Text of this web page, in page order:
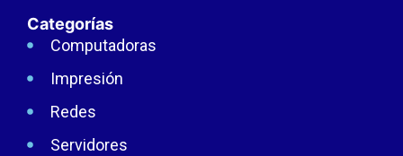
Categorías
Computadoras
Impresión
Redes
Servidores